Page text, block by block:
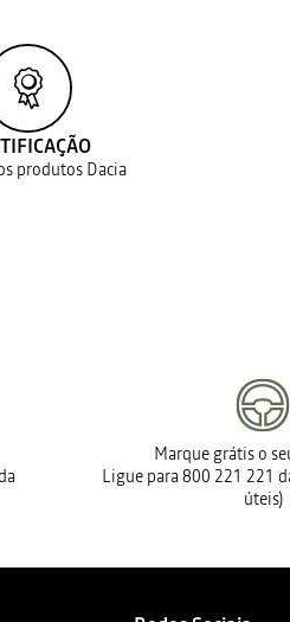
produtos Dacia
Marque grátis o
Ligue para 800 221 221
úteis)